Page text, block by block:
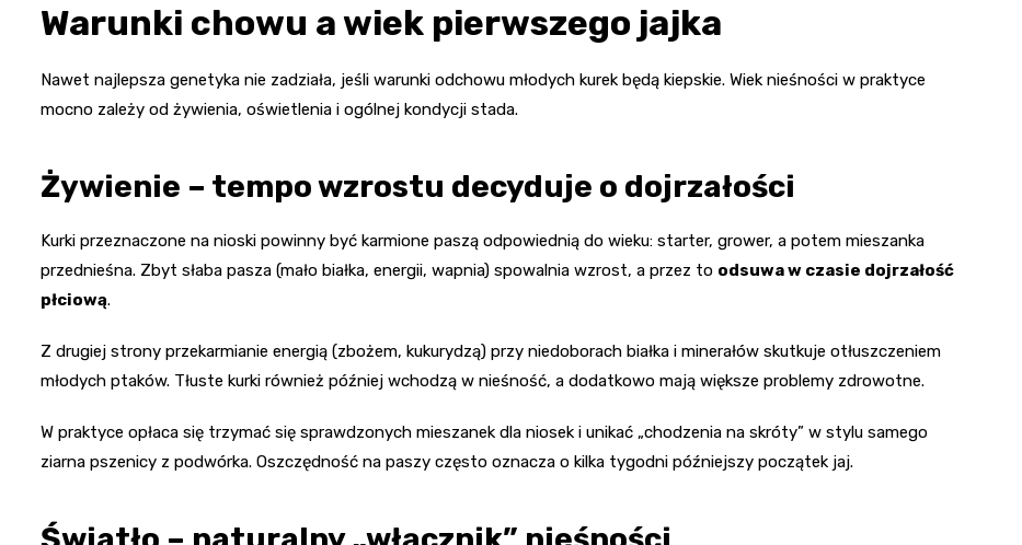
Warunki chowu a wiek pierwszego jajka
Nawet najlepsza genetyka nie zadziała, jeśli warunki odchowu młodych kurek będą kiepskie. Wiek nieśności w praktyce
mocno zależy od żywienia, oświetlenia i ogólnej kondycji stada.
Żywienie – tempo wzrostu decyduje o dojrzałości
Kurki przeznaczone na nioski powinny być karmione paszą odpowiednią do wieku: starter, grower, a potem mieszanka
przednieśna. Zbyt słaba pasza (mało białka, energii, wapnia) spowalnia wzrost, a przez to odsuwa w czasie dojrzałość
płciową.
Z drugiej strony przekarmianie energią (zbożem, kukurydzą) przy niedoborach białka i minerałów skutkuje otłuszczeniem
młodych ptaków. Tłuste kurki również później wchodzą w nieśność, a dodatkowo mają większe problemy zdrowotne.
W praktyce opłaca się trzymać się sprawdzonych mieszanek dla niosek i unikać „chodzenia na skróty” w stylu samego
ziarna pszenicy z podwórka. Oszczędność na paszy często oznacza o kilka tygodni późniejszy początek jaj.